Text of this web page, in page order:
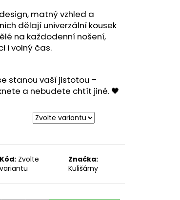
matný vzhled a
dělají univerzální kousek
na každodenní nošení,
i volný čas.
stanou vaší jistotou –
a nebudete chtít jiné. 🖤
Kód: Zvolte
variantu
Značka:
Kulišárny